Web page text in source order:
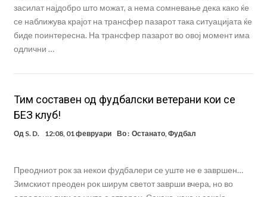
засилат најдобро што можат, а нема сомневање дека како ќе
се наближува крајот на трансфер пазарот така ситуацијата ќе
биде поинтересна. На трансфер пазарот во овој момент има
одлични …
Тим составен од фудбалски ветерани кои се
БЕЗ клуб!
Од S. D. 12:08, 01 февруари Во : Останато,Фудбал
Преодниот рок за некои фудбалери се уште не е завршен…
Зимскиот преоден рок ширум светот заврши вчера, но во